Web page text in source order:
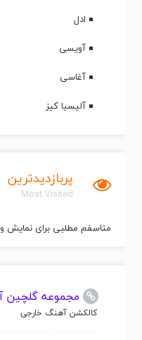
ادل
آویسی
آغاسی
آلیسیا کیز
پربازدیدترین
Most Visited
متاسفم مطلبی برای نمایش
مجموعه گلچین
کالکشن آهنگ خارجی